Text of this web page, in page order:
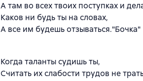
А там во всех твоих поступках и
Каков ни будь ты на словах,
А все им будешь отзываться."Бочка"
Когда таланты судишь ты,
Считать их слабости трудов не